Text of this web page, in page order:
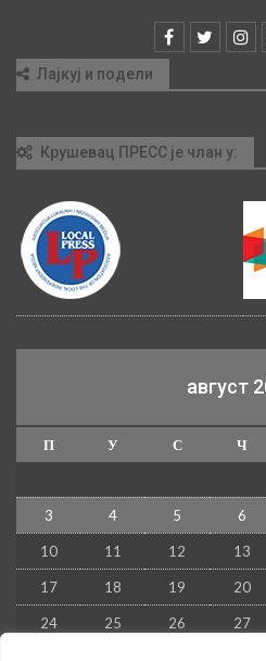
Лајкуј и подели
Крушевац ПРЕСС је члан у:
август
П У С Ч
3 4 5 6
10 11 12 13
17 18 19 20
24 25 26 27